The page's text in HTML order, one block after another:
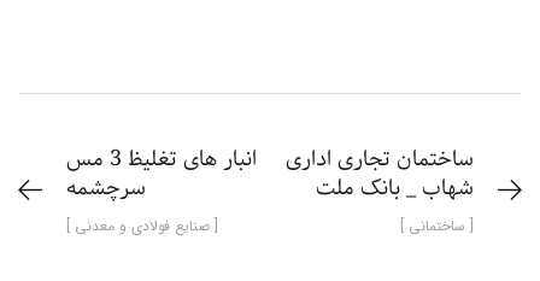
ساختمان تجاری اداری
شهاب _ بانک ملت
[ ساختمانی ]
انبار های تغلیظ 3 مس
سرچشمه
[ صنایع فولادی و معدنی ]